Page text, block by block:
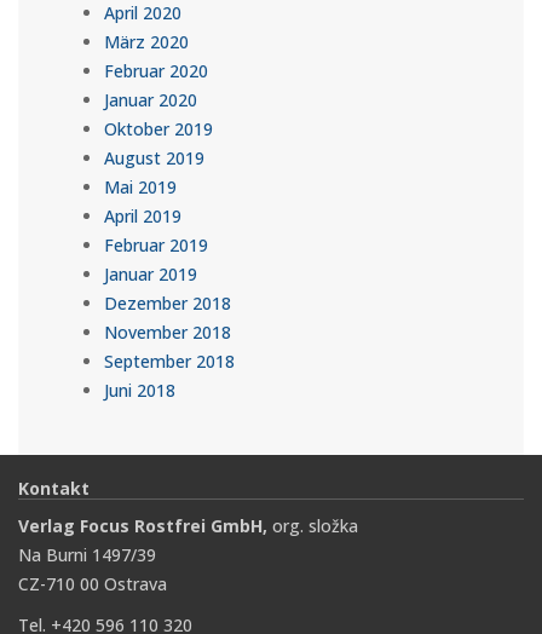
April 2020
März 2020
Februar 2020
Januar 2020
Oktober 2019
August 2019
Mai 2019
April 2019
Februar 2019
Januar 2019
Dezember 2018
November 2018
September 2018
Juni 2018
Kontakt
Verlag Focus Rostfrei GmbH, org. složka
Na Burni 1497/39
CZ-710 00 Ostrava
Tel. +420 596 110 320